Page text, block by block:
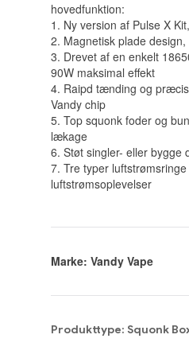
hovedfunktion:
1. Ny version af Pulse X
2. Magnetisk plade
3. Drevet af en enkelt
90W maksimal effekt
4. Raipd tænding og
Vandy chip
5. Top squonk foder og
lækage
6. Støt singler- eller bygge
7. Tre typer
luftstrømsoplevelser
Marke: Vandy Vape
Produkttype: Squonk